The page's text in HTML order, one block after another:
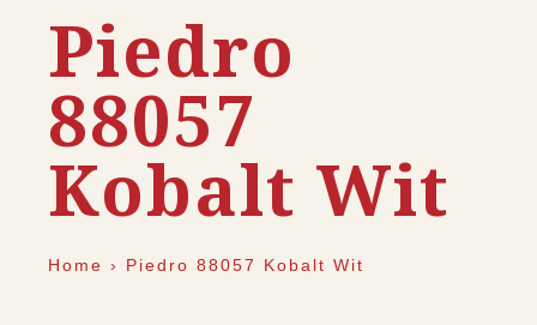
Piedro
88057
Kobalt Wit
Home › Piedro 88057 Kobalt Wit